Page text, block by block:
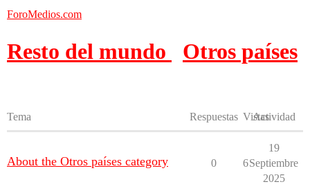
ForoMedios.com
Resto del mundo Otros países
Tema Respuestas Vistas
Actividad
About the Otros países category 0 6
19
Septiembre
2025